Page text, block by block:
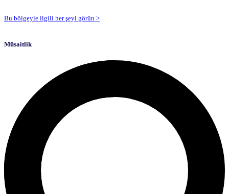
Bu bölgeyle ilgili her şeyi görün >
Müsaitlik